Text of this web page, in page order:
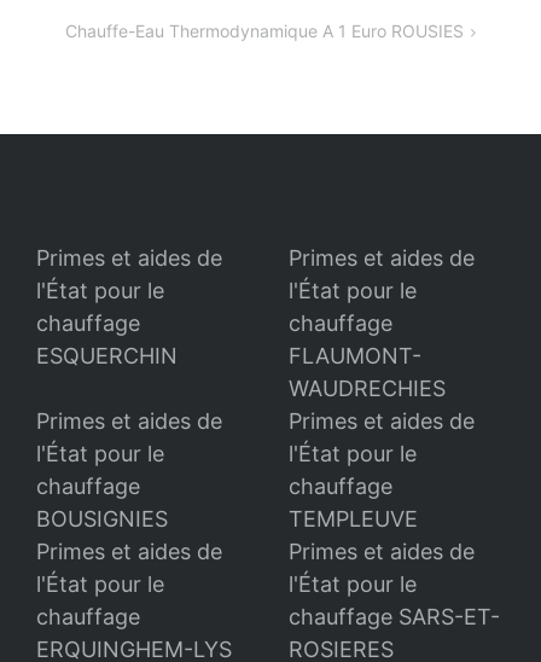
Chauffe-Eau Thermodynamique A 1 Euro ROUSIES
Primes et aides de
l'État pour le
chauffage
ESQUERCHIN
Primes et aides de
l'État pour le
chauffage
FLAUMONT-
WAUDRECHIES
Primes et aides de
l'État pour le
chauffage
BOUSIGNIES
Primes et aides de
l'État pour le
chauffage
TEMPLEUVE
Primes et aides de
l'État pour le
chauffage
ERQUINGHEM-LYS
Primes et aides de
l'État pour le
chauffage SARS-ET-
ROSIERES